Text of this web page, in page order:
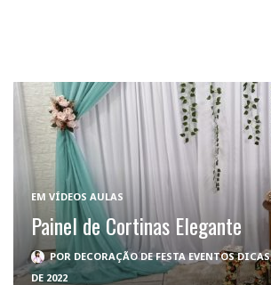
EM VÍDEOS AULAS
Painel de Cortinas Elegante
POR DECORAÇÃO DE FESTA EVENTOS DICAS
DE 2022